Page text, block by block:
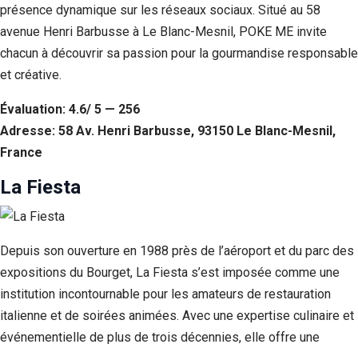
présence dynamique sur les réseaux sociaux. Situé au 58
avenue Henri Barbusse à Le Blanc-Mesnil, POKE ME invite
chacun à découvrir sa passion pour la gourmandise responsable
et créative.
Évaluation: 4.6/ 5 — 256
Adresse: 58 Av. Henri Barbusse, 93150 Le Blanc-Mesnil,
France
La Fiesta
Depuis son ouverture en 1988 près de l’aéroport et du parc des
expositions du Bourget, La Fiesta s’est imposée comme une
institution incontournable pour les amateurs de restauration
italienne et de soirées animées. Avec une expertise culinaire et
événementielle de plus de trois décennies, elle offre une